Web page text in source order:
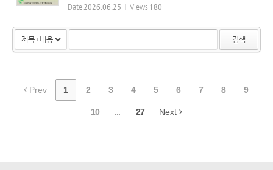
Date 2026.06.25 Views 180
검색
Prev 1 2 3 4 5 6 7 8 9
10 ... 27 Next